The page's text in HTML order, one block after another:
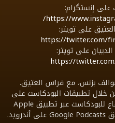
إنستگرام:
https://
على تويتر:
https://twitter.com/
على تويتر:
https://
سوالف بزنس، مع فراس العتيق.
خلال تطبيقات البودكاست على
هاتف المحمول. نرشّح الاستماع للبودكاست عبر تطبيق Apple